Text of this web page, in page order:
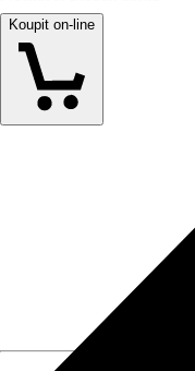
Koupit on-line